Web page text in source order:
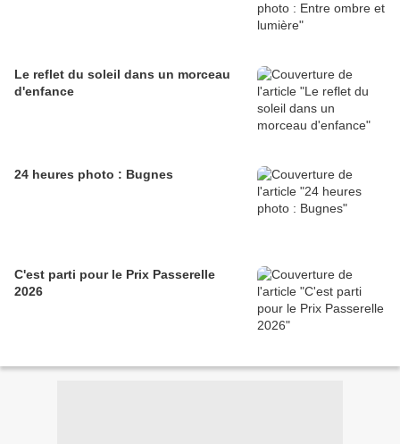
Le reflet du soleil dans un morceau
d'enfance
24 heures photo : Bugnes
C'est parti pour le Prix Passerelle
2026